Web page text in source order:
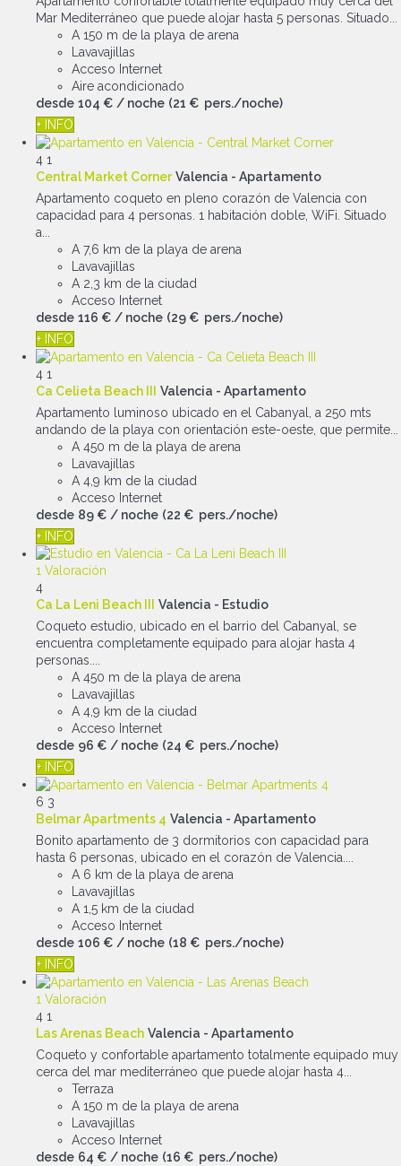
Mar Mediterráneo que puede alojar hasta 5 personas. Situado...
A 150 m de la playa de arena
Lavavajillas
Acceso Internet
Aire acondicionado
desde 104 € / noche (21 € pers./noche)
+ INFO
4 1
Central Market Corner Valencia - Apartamento
Apartamento coqueto en pleno corazón de Valencia con
capacidad para 4 personas. 1 habitación doble, WiFi. Situado
a...
A 7,6 km de la playa de arena
Lavavajillas
A 2,3 km de la ciudad
Acceso Internet
desde 116 € / noche (29 € pers./noche)
+ INFO
4 1
Ca Celieta Beach III Valencia - Apartamento
Apartamento luminoso ubicado en el Cabanyal, a 250 mts
andando de la playa con orientación este-oeste, que permite...
A 450 m de la playa de arena
Lavavajillas
A 4,9 km de la ciudad
Acceso Internet
desde 89 € / noche (22 € pers./noche)
+ INFO
1 Valoración
4
Ca La Leni Beach III
Valencia - Estudio
Coqueto estudio, ubicado en el barrio del Cabanyal, se
encuentra completamente equipado para alojar hasta 4
personas....
A 450 m de la playa de arena
Lavavajillas
A 4,9 km de la ciudad
Acceso Internet
desde 96 € / noche (24 € pers./noche)
+ INFO
6 3
Belmar Apartments 4 Valencia - Apartamento
Bonito apartamento de 3 dormitorios con capacidad para
hasta 6 personas, ubicado en el corazón de Valencia....
A 6 km de la playa de arena
Lavavajillas
A 1,5 km de la ciudad
Acceso Internet
desde 106 € / noche (18 € pers./noche)
+ INFO
1 Valoración
4 1
Las Arenas Beach Valencia - Apartamento
Coqueto y confortable apartamento totalmente equipado muy
cerca del mar mediterráneo que puede alojar hasta 4...
Terraza
A 150 m de la playa de arena
Lavavajillas
Acceso Internet
desde 64 € / noche (16 € pers./noche)